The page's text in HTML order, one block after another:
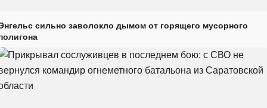
сильно заволокло дымом от горящего мусорного